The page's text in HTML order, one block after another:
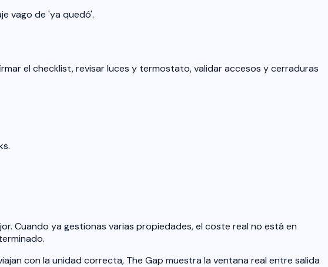
vago de 'ya quedó'.
el checklist, revisar luces y termostato, validar accesos y cerraduras
Cuando ya gestionas varias propiedades, el coste real no está en
con la unidad correcta, The Gap muestra la ventana real entre salida